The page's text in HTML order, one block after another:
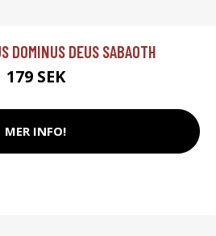
DOMINUS DEUS SABAOTH
179 SEK
MER INFO!